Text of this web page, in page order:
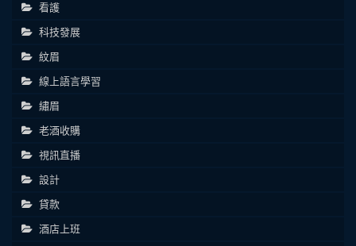
看護
科技發展
紋眉
線上語言學習
繡眉
老酒收購
視訊直播
設計
貸款
酒店上班